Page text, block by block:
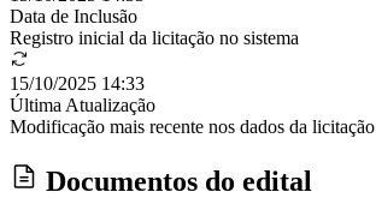
Data de Inclusão
Registro inicial da licitação no sistema
15/10/2025 14:33
Última Atualização
Modificação mais recente nos dados da licitação
Documentos do edital